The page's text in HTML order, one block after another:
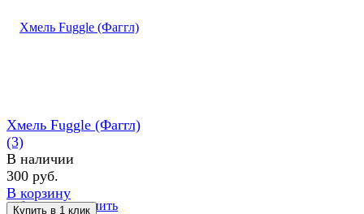
избранное сравнить
Хмель Fuggle (Фаггл)
(3)
В наличии
300 руб.
В корзину